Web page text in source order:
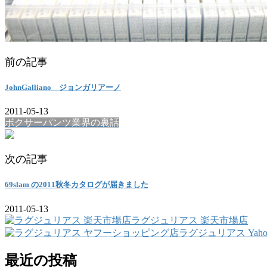
前の記事
JohnGalliano ジョンガリアーノ
2011-05-13
ボクサーパンツ業界の裏話
次の記事
69slam の2011秋冬カタログが届きました
2011-05-13
ラグジュリアス 楽天市場店
ラグジュリアス
最近の投稿